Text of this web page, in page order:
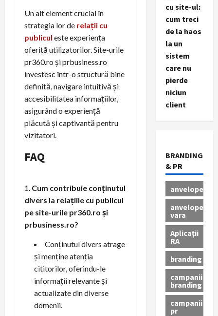
Un alt element crucial în
strategia lor de relații cu
publicul este experiența
oferită utilizatorilor. Site-urile
pr360.ro și prbusiness.ro
investesc într-o structură bine
definită, navigare intuitivă și
accesibilitatea informațiilor,
asigurând o experiență
plăcută și captivantă pentru
vizitatori.
FAQ
Cum contribuie conținutul
divers la relațiile cu publicul
pe site-urile pr360.ro și
prbusiness.ro?
Conținutul divers atrage
și menține atenția
cititorilor, oferindu-le
informații relevante și
actualizate din diverse
domenii.
cu site-ul:
cum treci
de la haos
la un
sistem
care nu
pierde
niciun
client
BRANDING
& PR
anvelope
anvelope
vara
Aplicații
RA
branding
campanii
branding
campanii
pr